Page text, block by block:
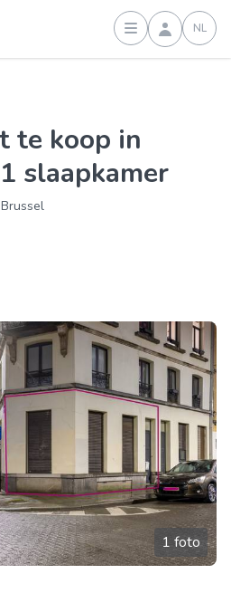
Inloggen
NL
slaapkamer
1 foto